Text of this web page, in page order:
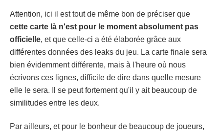
Attention, ici il est tout de même bon de préciser que
cette carte là n'est pour le moment absolument pas
officielle, et que celle-ci a été élaborée grâce aux
différentes données des leaks du jeu. La carte finale sera
bien évidemment différente, mais à l'heure où nous
écrivons ces lignes, difficile de dire dans quelle mesure
elle le sera. Il se peut fortement qu'il y ait beaucoup de
similitudes entre les deux.
Par ailleurs, et pour le bonheur de beaucoup de joueurs,